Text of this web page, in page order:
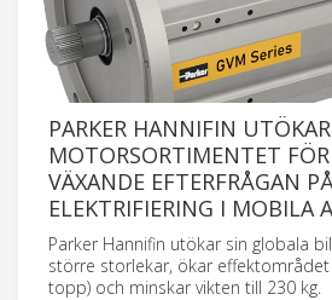
PARKER HANNIFIN
MOTORSORTIMENTET
VÄXANDE EFTERFRÅGAN
ELEKTRIFIERING I MOBILA
Parker Hannifin utökar sin globala
större storlekar, ökar effektområdet
topp) och minskar vikten till 230 kg.